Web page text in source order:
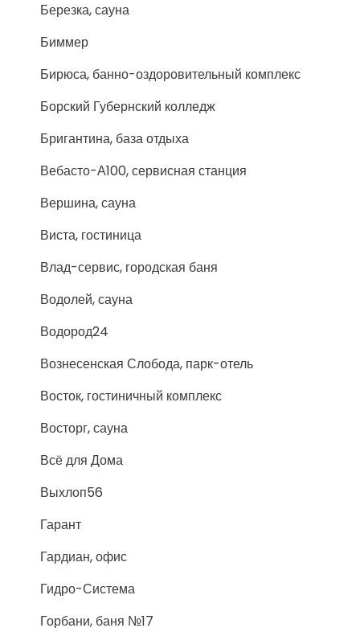
Березка, сауна
Биммер
Бирюса, банно-оздоровительный комплекс
Борский Губернский колледж
Бригантина, база отдыха
Вебасто-А100, сервисная станция
Вершина, сауна
Виста, гостиница
Влад-сервис, городская баня
Водолей, сауна
Водород24
Вознесенская Слобода, парк-отель
Восток, гостиничный комплекс
Восторг, сауна
Всё для Дома
Выхлоп56
Гарант
Гардиан, офис
Гидро-Система
Горбани, баня №17